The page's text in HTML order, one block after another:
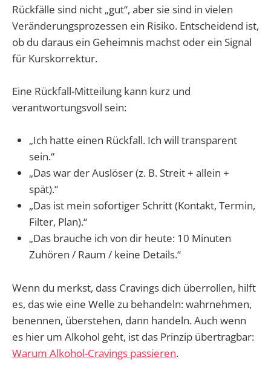
Rückfälle sind nicht „gut“, aber sie sind in vielen
Veränderungsprozessen ein Risiko. Entscheidend ist,
ob du daraus ein Geheimnis machst oder ein Signal
für Kurskorrektur.
Eine Rückfall-Mitteilung kann kurz und
verantwortungsvoll sein:
„Ich hatte einen Rückfall. Ich will transparent
sein.“
„Das war der Auslöser (z. B. Streit + allein +
spät).“
„Das ist mein sofortiger Schritt (Kontakt, Termin,
Filter, Plan).“
„Das brauche ich von dir heute: 10 Minuten
Zuhören / Raum / keine Details.“
Wenn du merkst, dass Cravings dich überrollen, hilft
es, das wie eine Welle zu behandeln: wahrnehmen,
benennen, überstehen, dann handeln. Auch wenn
es hier um Alkohol geht, ist das Prinzip übertragbar:
Warum Alkohol-Cravings passieren.